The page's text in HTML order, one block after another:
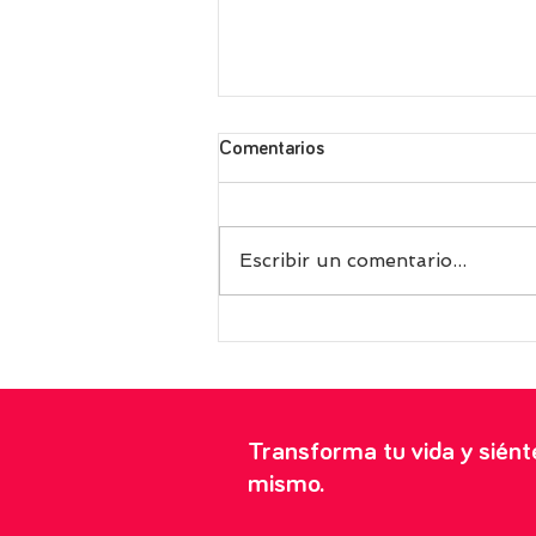
Comentarios
Escribir un comentario...
Transforma tu vida y
mismo.